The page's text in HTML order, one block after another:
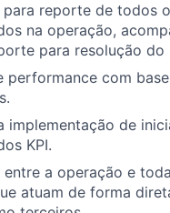
para reporte de todos
na operação,
para resolução do
performance com base
implementação de
KPI.
entre a operação e
atuam de forma